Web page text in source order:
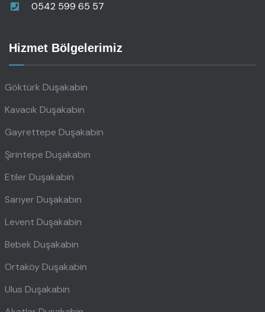
0542 599 65 57
Hizmet Bölgelerimiz
Göktürk Duşakabin
Kavacık Duşakabin
Gayrettepe Duşakabin
Şirintepe Duşakabin
Etiler Duşakabin
Sarıyer Duşakabin
Levent Duşakabin
Bebek Duşakabin
Ortaköy Duşakabin
Ulus Duşakabin